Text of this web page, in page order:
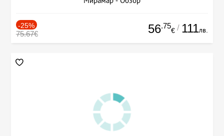
-25%
75.67€ 56.75
€ / 111лв.